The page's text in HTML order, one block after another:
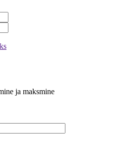
ja maksmine